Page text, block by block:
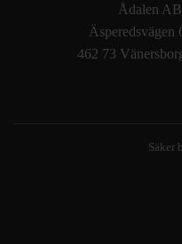
Ådalen AB
Äsperedsvägen
462 73
Säker